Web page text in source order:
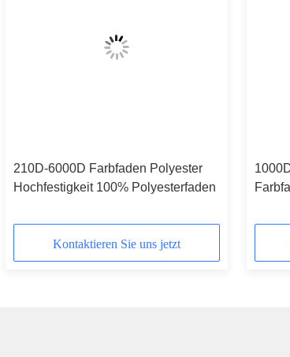
210D-6000D Farbfaden Polyester
Hochfestigkeit 100% Polyesterfaden
Kontaktieren Sie uns jetzt